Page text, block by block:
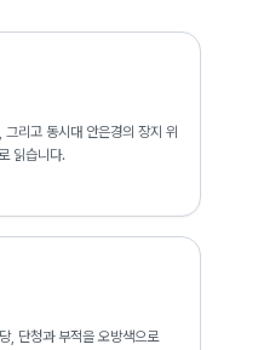
리고 동시대 안은경의 장지 위
읽습니다.
, 단청과 부적을 오방색으로